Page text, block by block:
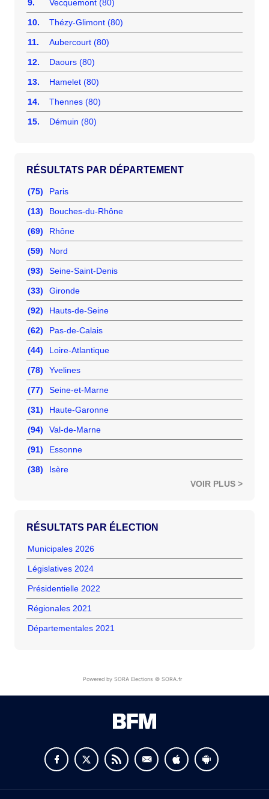
9. Vecquemont (80)
10. Thézy-Glimont (80)
11. Aubercourt (80)
12. Daours (80)
13. Hamelet (80)
14. Thennes (80)
15. Démuin (80)
RÉSULTATS PAR DÉPARTEMENT
(75) Paris
(13) Bouches-du-Rhône
(69) Rhône
(59) Nord
(93) Seine-Saint-Denis
(33) Gironde
(92) Hauts-de-Seine
(62) Pas-de-Calais
(44) Loire-Atlantique
(78) Yvelines
(77) Seine-et-Marne
(31) Haute-Garonne
(94) Val-de-Marne
(91) Essonne
(38)
Isère
VOIR PLUS >
RÉSULTATS PAR ÉLECTION
Municipales 2026
Législatives 2024
Présidentielle 2022
Régionales 2021
Départementales 2021
Powered by SORA Elections © SORA.fr